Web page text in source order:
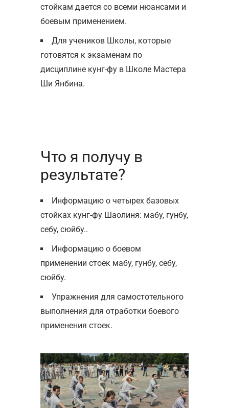
стойкам дается со всеми нюансами и
боевым применением.
Для учеников Школы, которые
готовятся к экзаменам по
дисциплине кунг-фу в Школе Мастера
Ши Янбина.
Что я получу в
результате?
Информацию о четырех базовых
стойках кунг-фу Шаолиня: мабу, гунбу,
себу, сюйбу..
Информацию о боевом
применении стоек мабу, гунбу, себу,
сюйбу.
Упражнения для самостотельного
выполнения для отработки боевого
применения стоек.